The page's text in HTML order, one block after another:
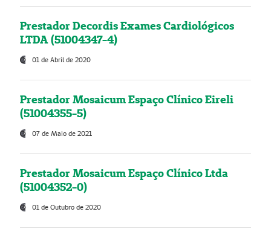
Prestador Decordis Exames Cardiológicos
LTDA (51004347-4)
01 de Abril de 2020
Prestador Mosaicum Espaço Clínico Eireli
(51004355-5)
07 de Maio de 2021
Prestador Mosaicum Espaço Clínico Ltda
(51004352-0)
01 de Outubro de 2020